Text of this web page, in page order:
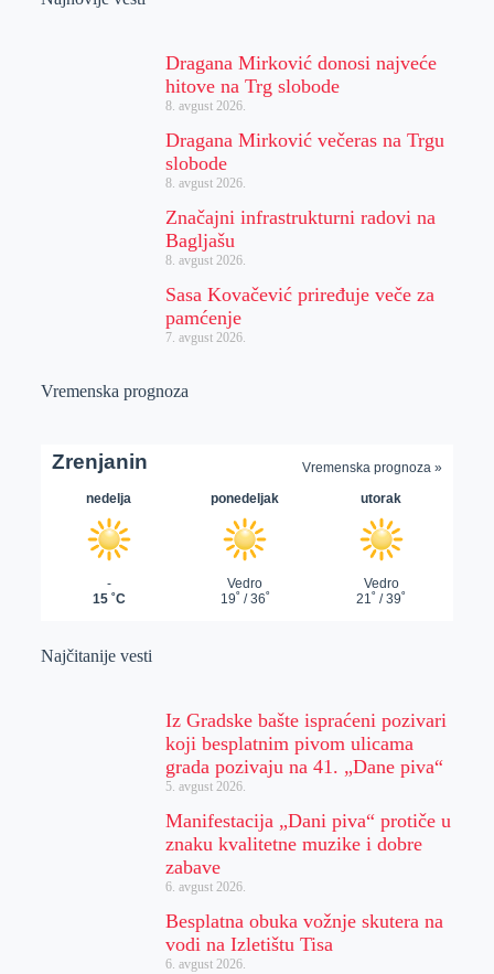
Dragana Mirković donosi najveće
hitove na Trg slobode
8. avgust 2026.
Dragana Mirković večeras na Trgu
slobode
8. avgust 2026.
Značajni infrastrukturni radovi na
Bagljašu
8. avgust 2026.
Sasa Kovačević priređuje veče za
pamćenje
7. avgust 2026.
Vremenska prognoza
Najčitanije vesti
Iz Gradske bašte ispraćeni pozivari
koji besplatnim pivom ulicama
grada pozivaju na 41. „Dane piva“
5. avgust 2026.
Manifestacija „Dani piva“ protiče u
znaku kvalitetne muzike i dobre
zabave
6. avgust 2026.
Besplatna obuka vožnje skutera na
vodi na Izletištu Tisa
6. avgust 2026.